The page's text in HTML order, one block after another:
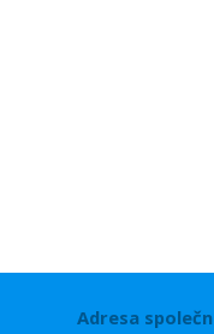
Adresa